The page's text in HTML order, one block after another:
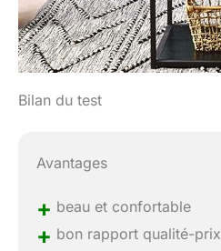
Bilan du test
Avantages
+ beau et confortable
+ bon rapport qualité-prix